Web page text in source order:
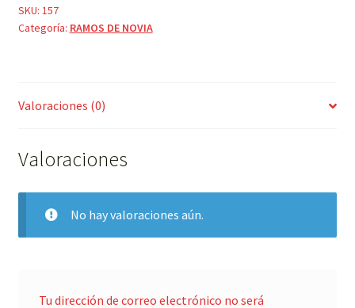
ROSAS
cantidad
SKU: 157
Categoría: RAMOS DE NOVIA
Valoraciones (0)
Valoraciones
No hay valoraciones aún.
Tu dirección de correo electrónico no será